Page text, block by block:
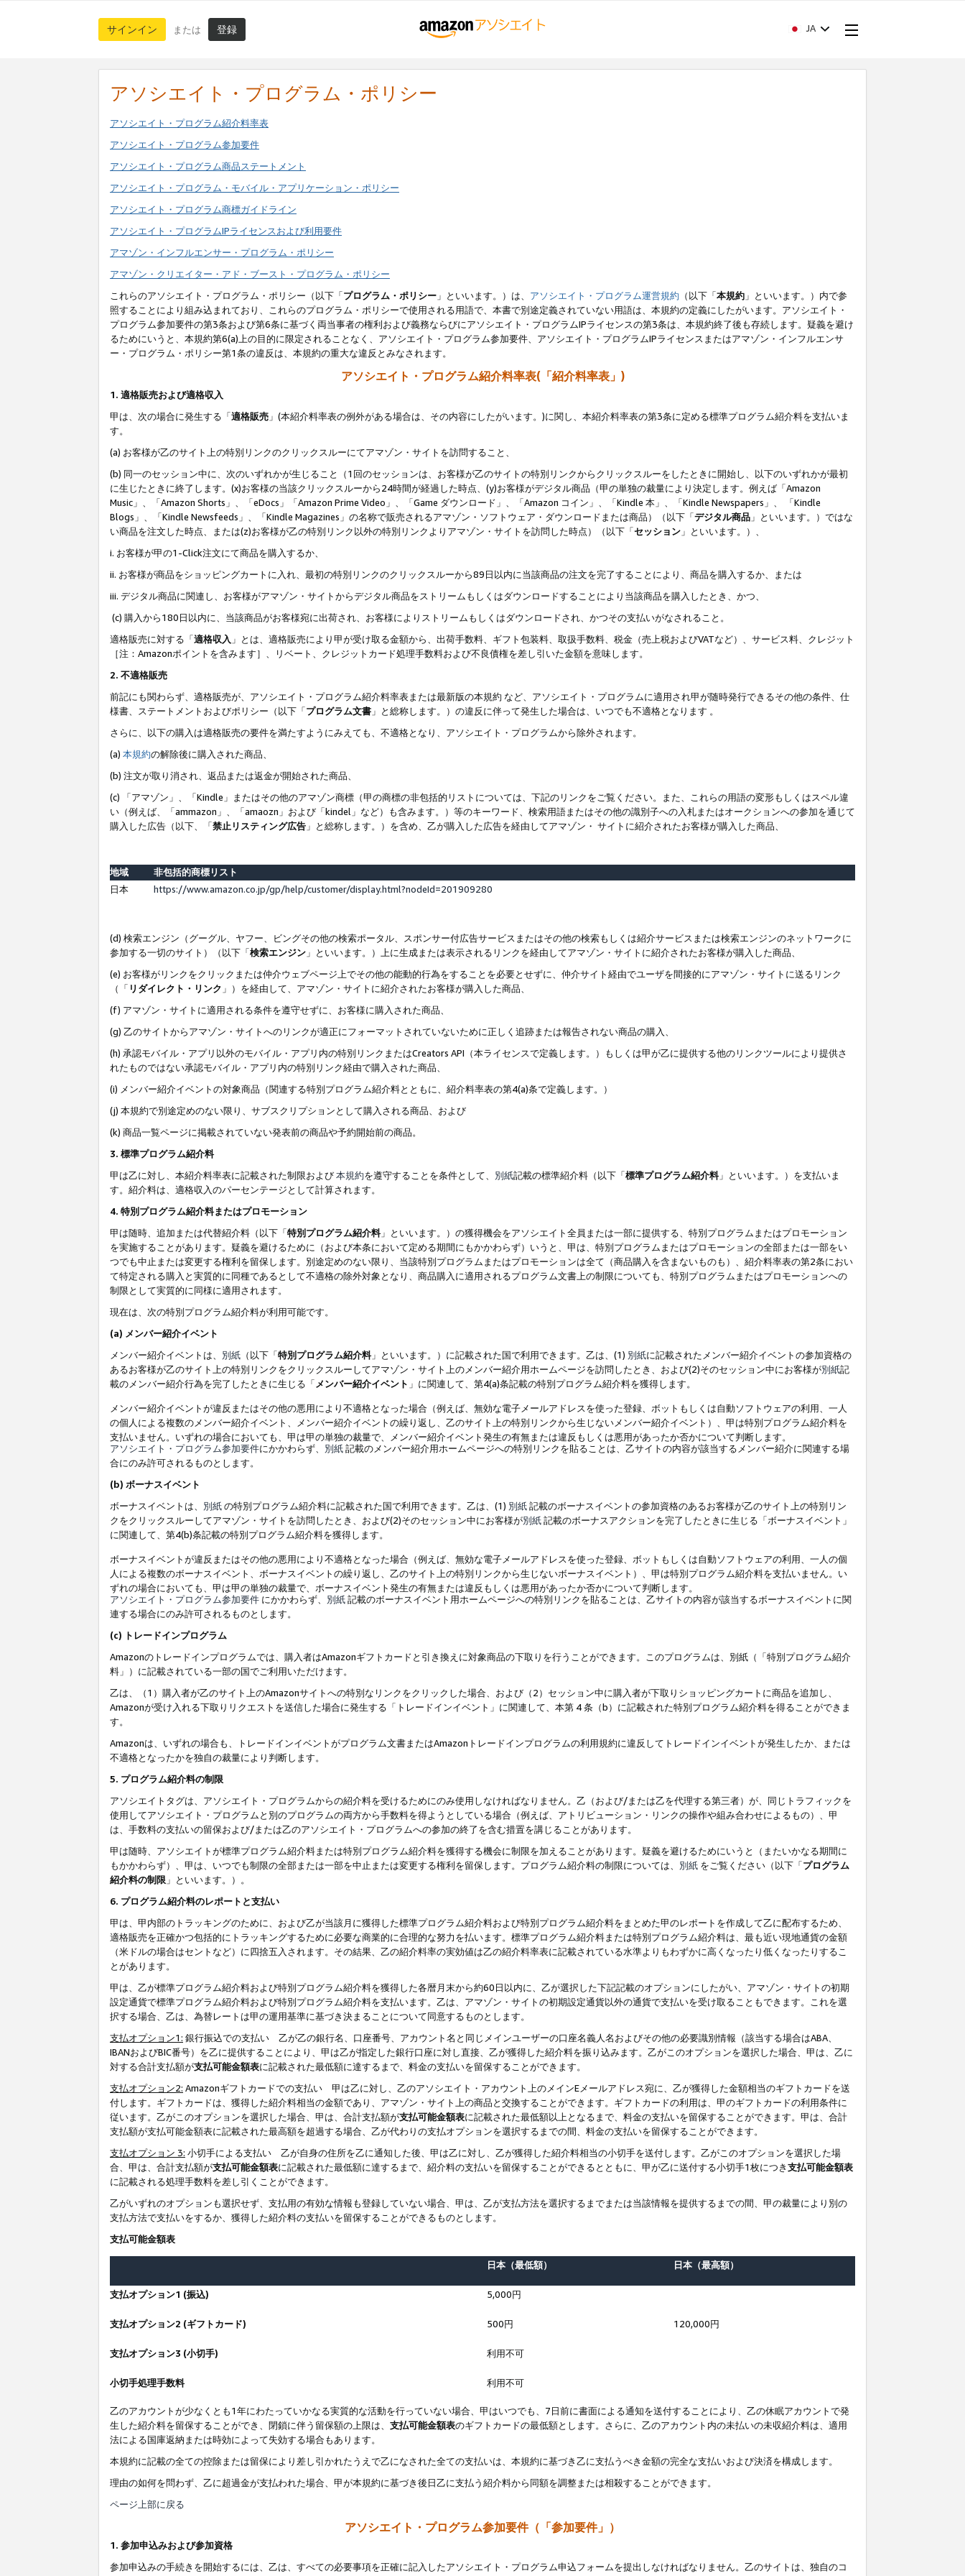
サインイン または 登録 JA
アソシエイト・プログラム・ポリシー
アソシエイト・プログラム紹介料率表
アソシエイト・プログラム参加要件
アソシエイト・プログラム商品ステートメント
アソシエイト・プログラム・モバイル・アプリケーション・ポリシー
アソシエイト・プログラム商標ガイドライン
アソシエイト・プログラムIPライセンスおよび利用要件
アマゾン・インフルエンサー・プログラム・ポリシー
アマゾン・クリエイター・アド・ブースト・プログラム・ポリシー
これらのアソシエイト・プログラム・ポリシー（以下「プログラム・ポリシー 」といいます。）は、 アソシエイト・プログラム運営規約 （以下「本規約 」といいます。）内で参
照することにより組み込まれており、これらのプログラム・ポリシーで使用される用語で、本書で別途定義されていない用語は、本規約の定義にしたがいます。アソシエイト・
プログラム参加要件の第3条および第6条に基づく両当事者の権利および義務ならびにアソシエイト・プログラムIPライセンスの第3条は、本規約終了後も存続します。疑義を避け
るためにいうと、本規約第6(a)上の目的に限定されることなく、アソシエイト・プログラム参加要件、アソシエイト・プログラムIPライセンスまたはアマゾン・インフルエンサ
ー・プログラム・ポリシー第1条の違反は、本規約の重大な違反とみなされます。
アソシエイト・プログラム紹介料率表(「紹介料率表」)
1. 適格販売および適格収入
甲は、次の場合に発生する「適格販売 」(本紹介料率表の例外がある場合は、その内容にしたがいます。)に関し、本紹介料率表の第3条に定める標準プログラム紹介料を支払いま
す。
(a) お客様が乙のサイト上の特別リンクのクリックスルーにてアマゾン・サイトを訪問すること、
(b) 同一のセッション中に、次のいずれかが生じること（1回のセッションは、お客様が乙のサイトの特別リンクからクリックスルーをしたときに開始し、以下のいずれかが最初
に生じたときに終了します。(x)お客様の当該クリックスルーから24時間が経過した時点、(y)お客様がデジタル商品（甲の単独の裁量により決定します。例えば「Amazon
Music」、「Amazon Shorts」、「eDocs」「Amazon Prime Video」、「Game ダウンロード」、「Amazon コイン」、「Kindle 本」、「Kindle Newspapers」、 「Kindle
Blogs」、「Kindle Newsfeeds」、「Kindle Magazines」の名称で販売されるアマゾン・ソフトウェア・ダウンロードまたは商品）（以下「デジタル商品 」といいます。）ではな
い商品を注文した時点、または(z)お客様が乙の特別リンク以外の特別リンクよりアマゾン・サイトを訪問した時点）（以下「セッション 」といいます。）、
i. お客様が甲の1-Click注文にて商品を購入するか、
ii. お客様が商品をショッピングカートに入れ、最初の特別リンクのクリックスルーから89日以内に当該商品の注文を完了することにより、商品を購入するか、または
iii. デジタル商品に関連し、お客様がアマゾン・サイトからデジタル商品をストリームもしくはダウンロードすることにより当該商品を購入したとき、かつ、
(c) 購入から180日以内に、当該商品がお客様宛に出荷され、お客様によりストリームもしくはダウンロードされ、かつその支払いがなされること。
適格販売に対する「適格収入 」とは、適格販売により甲が受け取る金額から、出荷手数料、ギフト包装料、取扱手数料、税金（売上税およびVATなど）、サービス料、クレジット
［注：Amazonポイントを含みます］、リベート、クレジットカード処理手数料および不良債権を差し引いた金額を意味します。
2. 不適格販売
前記にも関わらず、適格販売が、アソシエイト・プログラム紹介料率表または最新版の本規約 など、アソシエイト・プログラムに適用され甲が随時発行できるその他の条件、仕
様書、ステートメントおよびポリシー（以下「プログラム文書 」と総称します。）の違反に伴って発生した場合は、いつでも不適格となります 。
さらに、以下の購入は適格販売の要件を満たすようにみえても、不適格となり、アソシエイト・プログラムから除外されます。
(a) 本規約の解除後に購入された商品、
(b) 注文が取り消され、返品または返金が開始された商品、
(c) 「アマゾン」、「Kindle」またはその他のアマゾン商標（甲の商標の非包括的リストについては、下記のリンクをご覧ください。また、これらの用語の変形もしくはスペル違
い（例えば、「ammazon」、「amaozn」および「kindel」など）も含みます。）等のキーワード、検索用語またはその他の識別子への入札またはオークションへの参加を通じて
購入した広告（以下、「禁止リスティング広告 」と総称します。）を含め、乙が購入した広告を経由してアマゾン・ サイトに紹介されたお客様が購入した商品、
地域
非包括的商標リスト
日本
https://www.amazon.co.jp/gp/help/customer/display.html?nodeId=201909280
(d) 検索エンジン（グーグル、ヤフー、ビングその他の検索ポータル、スポンサー付広告サービスまたはその他の検索もしくは紹介サービスまたは検索エンジンのネットワークに
参加する一切のサイト）（以下「検索エンジン 」といいます。）上に生成または表示されるリンクを経由してアマゾン・サイトに紹介されたお客様が購入した商品、
(e) お客様がリンクをクリックまたは仲介ウェブページ上でその他の能動的行為をすることを必要とせずに、仲介サイト経由でユーザを間接的にアマゾン・サイトに送るリンク
（「 リダイレクト・リンク 」）を経由して、アマゾン・サイトに紹介されたお客様が購入した商品、
(f) アマゾン・サイトに適用される条件を遵守せずに、お客様に購入された商品、
(g) 乙のサイトからアマゾン・サイトへのリンクが適正にフォーマットされていないために正しく追跡または報告されない商品の購入、
(h) 承認モバイル・アプリ以外のモバイル・アプリ内の特別リンクまたはCreators API（本ライセンスで定義します。）もしくは甲が乙に提供する他のリンクツールにより提供さ
れたものではない承認モバイル・アプリ内の特別リンク経由で購入された商品、
(i) メンバー紹介イベントの対象商品（関連する特別プログラム紹介料とともに、紹介料率表の第4(a)条で定義します。）
(j) 本規約で別途定めのない限り、サブスクリプションとして購入される商品、および
(k) 商品一覧ページに掲載されていない発表前の商品や予約開始前の商品。
3. 標準プログラム紹介料
甲は乙に対し、本紹介料率表に記載された制限および本規約を遵守することを条件として、 別紙記載の標準紹介料（以下「標準プログラム紹介料」といいます。）を支払いま
す。紹介料は、適格収入のパーセンテージとして計算されます。
4. 特別プログラム紹介料またはプロモーション
甲は随時、追加または代替紹介料（以下「特別プログラム紹介料」といいます。）の獲得機会をアソシエイト全員または一部に提供する、特別プログラムまたはプロモーション
を実施することがあります。疑義を避けるために（および本条において定める期間にもかかわらず）いうと、甲は、特別プログラムまたはプロモーションの全部または一部をい
つでも中止または変更する権利を留保します。別途定めのない限り、当該特別プログラムまたはプロモーションは全て（商品購入を含まないものも）、紹介料率表の第2条におい
て特定される購入と実質的に同種であるとして不適格の除外対象となり、商品購入に適用されるプログラム文書上の制限についても、特別プログラムまたはプロモーションへの
制限として実質的に同様に適用されます。
現在は、次の特別プログラム紹介料が利用可能です。
(a) メンバー紹介イベント
メンバー紹介イベントは、 別紙 （以下「特別プログラム紹介料」といいます。）に記載された国で利用できます。乙は、(1) 別紙に記載されたメンバー紹介イベントの参加資格の
あるお客様が乙のサイト上の特別リンクをクリックスルーしてアマゾン・サイト上のメンバー紹介用ホームページを訪問したとき、および(2)そのセッション中にお客様が別紙記
載のメンバー紹介行為を完了したときに生じる「 メンバー紹介イベント 」に関連して、第4(a)条記載の特別プログラム紹介料を獲得します。
メンバー紹介イベントが違反またはその他の悪用により不適格となった場合（例えば、無効な電子メールアドレスを使った登録、ボットもしくは自動ソフトウェアの利用、一人
の個人による複数のメンバー紹介イベント、メンバー紹介イベントの繰り返し、乙のサイト上の特別リンクから生じないメンバー紹介イベント）、甲は特別プログラム紹介料を
支払いません。いずれの場合においても、甲は甲の単独の裁量で、メンバー紹介イベント発生の有無または違反もしくは悪用があったか否かについて判断します。
アソシエイト・プログラム参加要件にかかわらず、 別紙記載のメンバー紹介用ホームページへの特別リンクを貼ることは、乙サイトの内容が該当するメンバー紹介に関連する場
合にのみ許可されるものとします。
(b) ボーナスイベント
ボーナスイベントは、 別紙の特別プログラム紹介料に記載された国で利用できます。乙は、(1) 別紙記載のボーナスイベントの参加資格のあるお客様が乙のサイト上の特別リン
クをクリックスルーしてアマゾン・サイトを訪問したとき、および(2)そのセッション中にお客様が別紙記載のボーナスアクションを完了したときに生じる「ボーナスイベント」
に関連して、第4(b)条記載の特別プログラム紹介料を獲得します。
ボーナスイベントが違反またはその他の悪用により不適格となった場合（例えば、無効な電子メールアドレスを使った登録、ボットもしくは自動ソフトウェアの利用、一人の個
人による複数のボーナスイベント、ボーナスイベントの繰り返し、乙のサイト上の特別リンクから生じないボーナスイベント）、甲は特別プログラム紹介料を支払いません。い
ずれの場合においても、甲は甲の単独の裁量で、ボーナスイベント発生の有無または違反もしくは悪用があったか否かについて判断します。
アソシエイト・プログラム参加要件 にかかわらず、 別紙記載のボーナスイベント用ホームページへの特別リンクを貼ることは、乙サイトの内容が該当するボーナスイベントに関
連する場合にのみ許可されるものとします。
(c) トレードインプログラム
Amazonのトレードインプログラムでは、購入者はAmazonギフトカードと引き換えに対象商品の下取りを行うことができます。このプログラムは、別紙（「特別プログラム紹介
料」）に記載されている一部の国でご利用いただけます。
乙は、（1）購入者が乙のサイト上のAmazonサイトへの特別なリンクをクリックした場合、および（2）セッション中に購入者が下取りショッピングカートに商品を追加し、
Amazonが受け入れる下取りリクエストを送信した場合に発生する「トレードインイベント」に関連して、本第 4 条（b）に記載された特別プログラム紹介料を得ることができま
す。
Amazonは、いずれの場合も、トレードインイベントがプログラム文書またはAmazonトレードインプログラムの利用規約に違反してトレードインイベントが発生したか、または
不適格となったかを独自の裁量により判断します。
5. プログラム紹介料の制限
アソシエイトタグは、アソシエイト・プログラムからの紹介料を受けるためにのみ使用しなければなりません。乙（および/または乙を代理する第三者）が、同じトラフィックを
使用してアソシエイト・プログラムと別のプログラムの両方から手数料を得ようとしている場合（例えば、アトリビューション・リンクの操作や組み合わせによるもの）、甲
は、手数料の支払いの留保および/または乙のアソシエイト・プログラムへの参加の終了を含む措置を講じることがあります。
甲は随時、アソシエイトが標準プログラム紹介料または特別プログラム紹介料を獲得する機会に制限を加えることがあります。疑義を避けるためにいうと（またいかなる期間に
もかかわらず）、甲は、いつでも制限の全部または一部を中止または変更する権利を留保します。プログラム紹介料の制限については、 別紙 をご覧ください（以下「プログラム
紹介料の制限 」といいます。）。
6. プログラム紹介料のレポートと支払い
甲は、甲内部のトラッキングのために、および乙が当該月に獲得した標準プログラム紹介料および特別プログラム紹介料をまとめた甲のレポートを作成して乙に配布するため、
適格販売を正確かつ包括的にトラッキングするために必要な商業的に合理的な努力を払います。標準プログラム紹介料または特別プログラム紹介料は、最も近い現地通貨の金額
（米ドルの場合はセントなど）に四捨五入されます。その結果、乙の紹介料率の実効値は乙の紹介料率表に記載されている水準よりもわずかに高くなったり低くなったりするこ
とがあります。
甲は、乙が標準プログラム紹介料および特別プログラム紹介料を獲得した各暦月末から約60日以内に、乙が選択した下記記載のオプションにしたがい、アマゾン・サイトの初期
設定通貨で標準プログラム紹介料および特別プログラム紹介料を支払います。乙は、アマゾン・サイトの初期設定通貨以外の通貨で支払いを受け取ることもできます。これを選
択する場合、乙は、為替レートは甲の運用基準に基づき決まることについて同意するものとします。
支払オプション1: 銀行振込での支払い 乙が乙の銀行名、口座番号、アカウント名と同じメインユーザーの口座名義人名およびその他の必要識別情報（該当する場合はABA、
IBANおよびBIC番号）を乙に提供することにより、甲は乙が指定した銀行口座に対し直接、乙が獲得した紹介料を振り込みます。乙がこのオプションを選択した場合、甲は、乙に
対する合計支払額が支払可能金額表に記載された最低額に達するまで、料金の支払いを留保することができます。
支払オプション2: Amazonギフトカードでの支払い 甲は乙に対し、乙のアソシエイト・アカウント上のメインEメールアドレス宛に、乙が獲得した金額相当のギフトカードを送
付します。ギフトカードは、獲得した紹介料相当の金額であり、アマゾン・サイト上の商品と交換することができます。ギフトカードの利用は、甲のギフトカードの利用条件に
従います。乙がこのオプションを選択した場合、甲は、合計支払額が支払可能金額表に記載された最低額以上となるまで、料金の支払いを留保することができます。甲は、合計
支払額が支払可能金額表に記載された最高額を超過する場合、乙が代わりの支払オプションを選択するまでの間、料金の支払いを留保することができます。
支払オプション 3: 小切手による支払い 乙が自身の住所を乙に通知した後、甲は乙に対し、乙が獲得した紹介料相当の小切手を送付します。乙がこのオプションを選択した場
合、甲は、合計支払額が支払可能金額表に記載された最低額に達するまで、紹介料の支払いを留保することができるとともに、甲が乙に送付する小切手1枚につき支払可能金額表
に記載される処理手数料を差し引くことができます。
乙がいずれのオプションも選択せず、支払用の有効な情報も登録していない場合、甲は、乙が支払方法を選択するまでまたは当該情報を提供するまでの間、甲の裁量により別の
支払方法で支払いをするか、獲得した紹介料の支払いを留保することができるものとします。
支払可能金額表
日本（最低額） 日本（最高額）
支払オプション1 (振込) 5,000円
支払オプション2 (ギフトカード) 500円 120,000円
支払オプション3 (小切手) 利用不可
小切手処理手数料 利用不可
乙のアカウントが少なくとも1年にわたっていかなる実質的な活動を行っていない場合、甲はいつでも、7日前に書面による通知を送付することにより、乙の休眠アカウントで発
生した紹介料を留保することができ、閉鎖に伴う留保額の上限は、 支払可能金額表のギフトカードの最低額とします。さらに、乙のアカウント内の未払いの未収紹介料は、適用
法による国庫返納または時効によって失効する場合もあります。
本規約に記載の全ての控除または留保により差し引かれたうえで乙になされた全ての支払いは、本規約に基づき乙に支払うべき金額の完全な支払いおよび決済を構成します。
理由の如何を問わず、乙に超過金が支払われた場合、甲が本規約に基づき後日乙に支払う紹介料から同額を調整または相殺することができます。
ページ上部に戻る
アソシエイト・プログラム参加要件（「参加要件」）
1. 参加申込みおよび参加資格
参加申込みの手続きを開始するには、乙は、すべての必要事項を正確に記入したアソシエイト・プログラム申込フォームを提出しなければなりません。乙のサイトは、独自のコ